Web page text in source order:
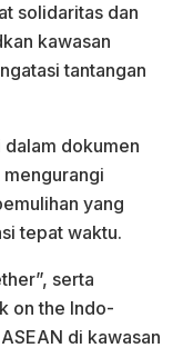
solidaritas dan
kawasan
tantangan
dokumen
yang
tepat waktu.
serta
on the Indo-
di kawasan